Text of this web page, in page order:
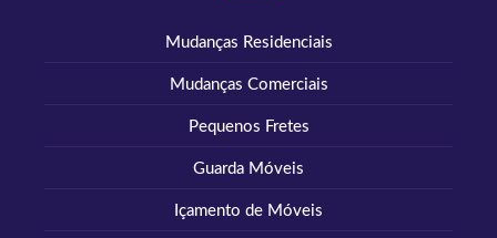
Mudanças Residenciais
Mudanças Comerciais
Pequenos Fretes
Guarda Móveis
Içamento de Móveis